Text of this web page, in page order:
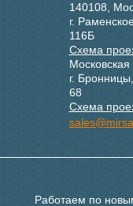
140108,
г.
116Б
Схема
Московская
г.
68
Схема
Работаем по